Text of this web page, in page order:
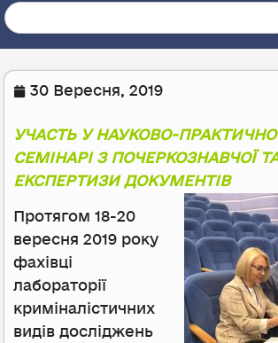
Search
30 Вересня, 2019
УЧАСТЬ У НАУКОВО-
СЕМІНАРІ З ПОЧЕРКОЗНАВЧОЇ
ЕКСПЕРТИЗИ ДОКУМЕНТІВ
Протягом 18-20
вересня 2019 року
фахівці
лабораторії
криміналістичних
видів досліджень